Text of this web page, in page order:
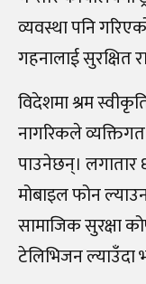
व्यवस्था पनि
गहनालाई सुरक्षित
विदेशमा श्रम
नागरिकले
पाउनेछन्। लगातार
मोबाइल फोन
सामाजिक सुरक्षा
टेलिभिजन ल्याउँदा